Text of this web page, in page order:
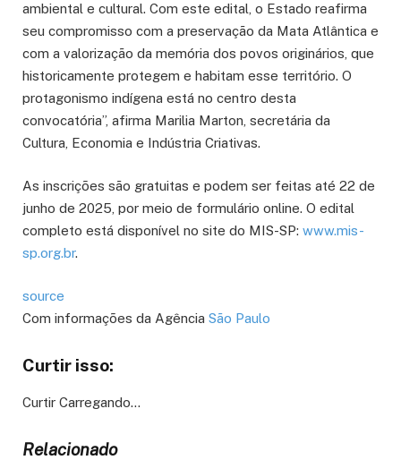
ambiental e cultural. Com este edital, o Estado reafirma
seu compromisso com a preservação da Mata Atlântica e
com a valorização da memória dos povos originários, que
historicamente protegem e habitam esse território. O
protagonismo indígena está no centro desta
convocatória”, afirma Marilia Marton, secretária da
Cultura, Economia e Indústria Criativas.
As inscrições são gratuitas e podem ser feitas até 22 de
junho de 2025, por meio de formulário online. O edital
completo está disponível no site do MIS-SP: www.mis-
sp.org.br.
source
Com informações da Agência São Paulo
Curtir isso:
Curtir Carregando…
Relacionado